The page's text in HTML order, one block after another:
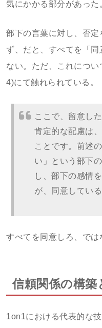
気にかかる部分があった
部下の言葉に対し、否
ず、だと、すべてを「
ない。ただ、これにつ
4)にて触れられている。
ここで、留意し
肯定的な配慮は
ことです。前述
い」という部下
し、部下の感情
が、同意してい
すべてを同意しろ、では
信頼関係の構築
1on1における代表的な